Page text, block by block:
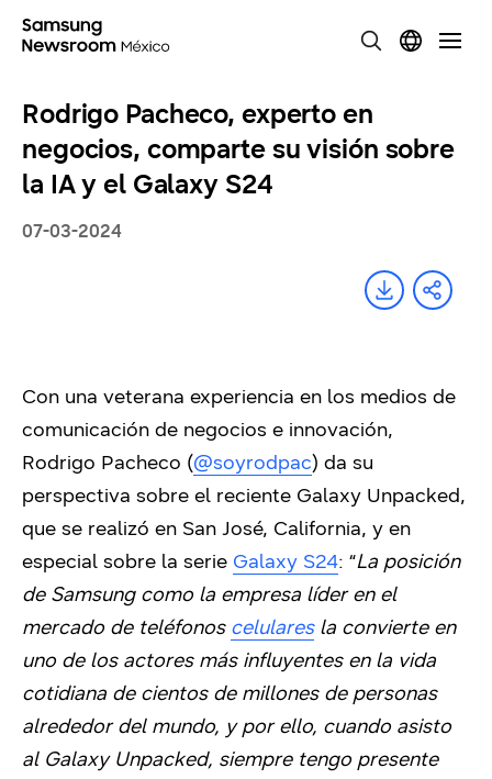
Rodrigo Pacheco, experto en
negocios, comparte su visión sobre
la IA y el Galaxy S24
07-03-2024
Con una veterana experiencia en los medios de
comunicación de negocios e innovación,
Rodrigo Pacheco (@soyrodpac) da su
perspectiva sobre el reciente Galaxy Unpacked,
que se realizó en San José, California, y en
especial sobre la serie Galaxy S24: “La posición
de Samsung como la empresa líder en el
mercado de teléfonos celularesla convierte en
uno de los actores más influyentes en la vida
cotidiana de cientos de millones de personas
alrededor del mundo, y por ello, cuando asisto
al Galaxy Unpacked, siempre tengo presente